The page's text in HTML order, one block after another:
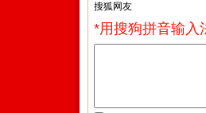
*用搜狗拼音输入